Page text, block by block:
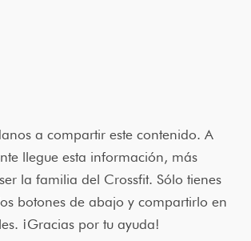
a compartir este contenido. A
llegue esta información, más
la familia del Crossfit. Sólo tienes
botones de abajo y compartirlo en
¡Gracias por tu ayuda!